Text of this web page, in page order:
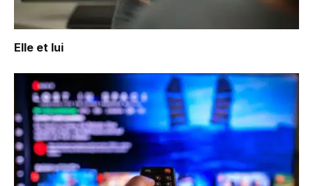
Elle et lui